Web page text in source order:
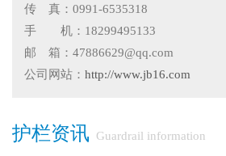
传 真：0991-6535318
手 机：18299495133
邮 箱：47886629@qq.com
公司网站： http://www.jb16.com
护栏资讯 Guardrail information
你不知道的候车厅安装注意事项
● 候车亭规格型号小解